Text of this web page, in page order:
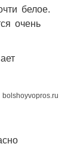
белое.
очень